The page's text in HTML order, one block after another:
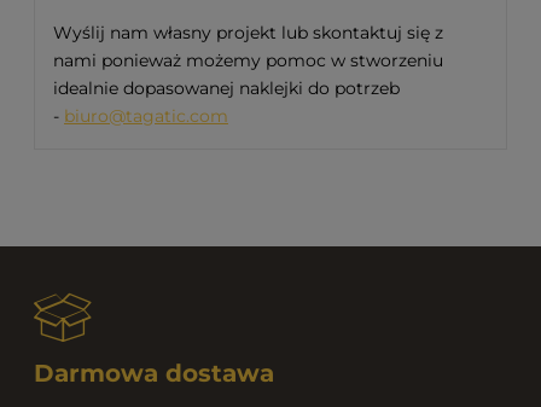
Wyślij nam własny projekt lub skontaktuj się z
nami ponieważ możemy pomoc w stworzeniu
idealnie dopasowanej naklejki do potrzeb
- biuro@tagatic.com
Darmowa dostawa